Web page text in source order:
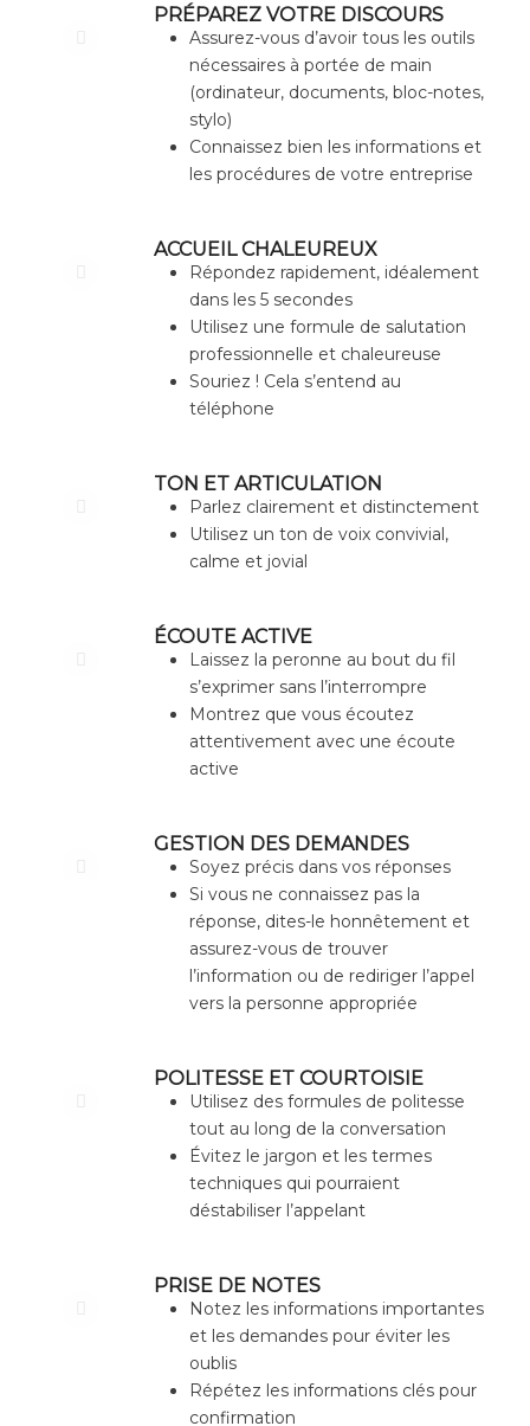
PRÉPAREZ VOTRE DISCOURS
Assurez-vous d’avoir tous les outils
nécessaires à portée de main
(ordinateur, documents, bloc-notes,
stylo)
Connaissez bien les informations et
les procédures de votre entreprise
ACCUEIL CHALEUREUX
Répondez rapidement, idéalement
dans les 5 secondes
Utilisez une formule de salutation
professionnelle et chaleureuse
Souriez ! Cela s’entend au
téléphone
TON ET ARTICULATION
Parlez clairement et distinctement
Utilisez un ton de voix convivial,
calme et jovial
ÉCOUTE ACTIVE
Laissez la peronne au bout du fil
s’exprimer sans l’interrompre
Montrez que vous écoutez
attentivement avec une écoute
active
GESTION DES DEMANDES
Soyez précis dans vos réponses
Si vous ne connaissez pas la
réponse, dites-le honnêtement et
assurez-vous de trouver
l’information ou de rediriger l’appel
vers la personne appropriée
POLITESSE ET COURTOISIE
Utilisez des formules de politesse
tout au long de la conversation
Évitez le jargon et les termes
techniques qui pourraient
déstabiliser l’appelant
PRISE DE NOTES
Notez les informations importantes
et les demandes pour éviter les
oublis
Répétez les informations clés pour
confirmation